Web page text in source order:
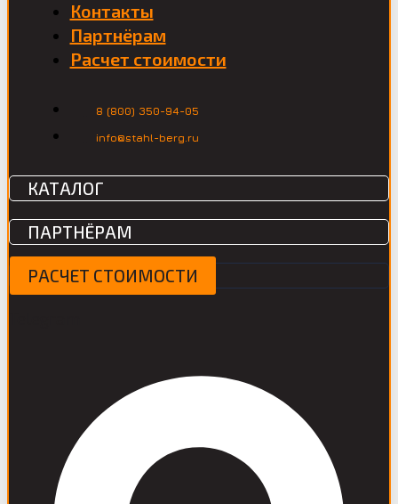
Контакты
Партнёрам
Расчет стоимости
8 (800) 350-94-05
info@stahl-berg.ru
КАТАЛОГ
ПАРТНЁРАМ
РАСЧЕТ СТОИМОСТИ